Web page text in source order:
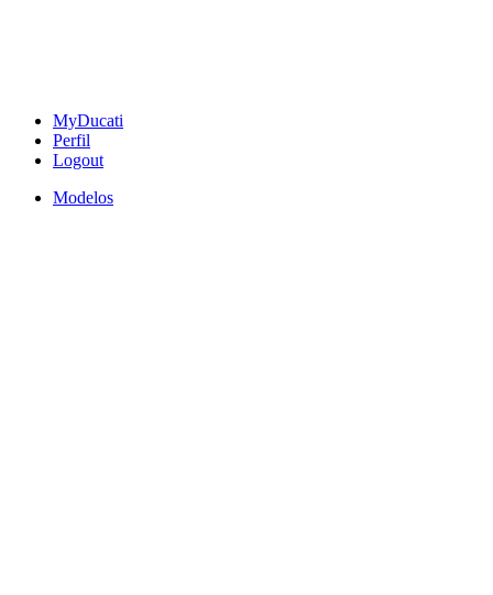
MyDucati
Perfil
Logout
Modelos